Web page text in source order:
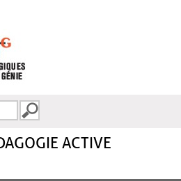
ACTIVE